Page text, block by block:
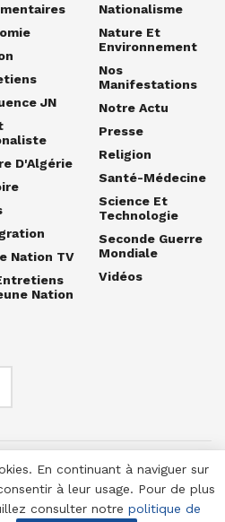
JN
D'Algérie
Nation TV
Nation
Nationalisme
Nature Et
Environnement
Nos
Manifestations
Notre Actu
Presse
Religion
Santé-Médecine
Science Et
Technologie
Seconde Guerre
Mondiale
Vidéos
En continuant à naviguer sur
à leur usage. Pour de plus
consulter notre politique de